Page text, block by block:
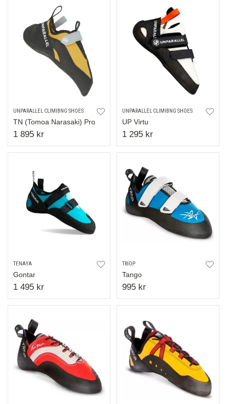
UNPARALLEL CLIMIBNG SHOES
TN (Tomoa Narasaki) Pro
1 895 kr
UNPARALLEL CLIMIBNG SHOES
UP Virtu
1 295 kr
TENAYA
Gontar
1 495 kr
TRIOP
Tango
995 kr